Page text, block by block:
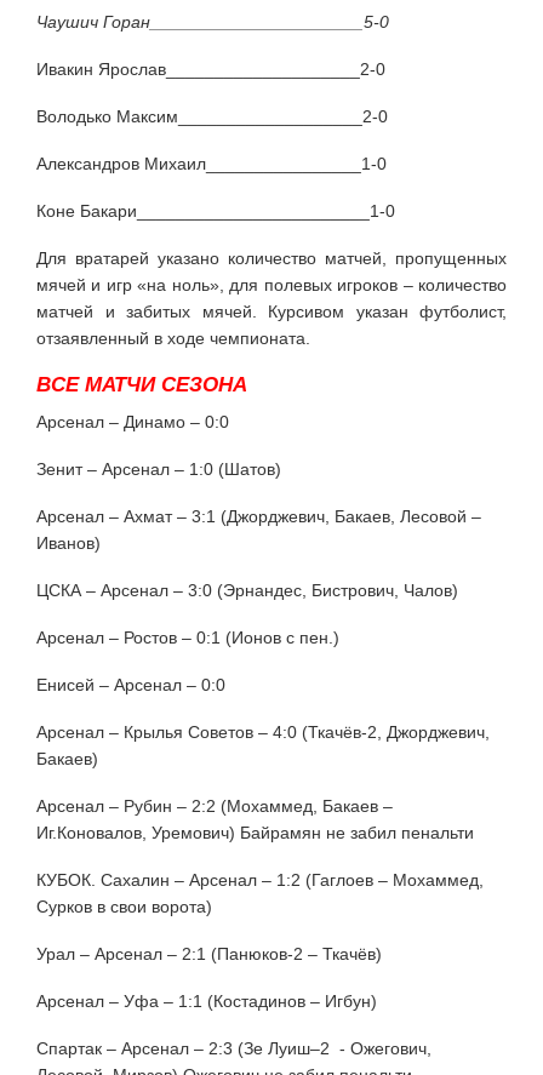
Чаушич Горан______________________5-0
Ивакин Ярослав____________________2-0
Володько Максим___________________2-0
Александров Михаил________________1-0
Коне Бакари________________________1-0
Для вратарей указано количество матчей, пропущенных
мячей и игр «на ноль», для полевых игроков – количество
матчей и забитых мячей. Курсивом указан футболист,
отзаявленный в ходе чемпионата.
ВСЕ МАТЧИ СЕЗОНА
Арсенал – Динамо – 0:0
Зенит – Арсенал – 1:0 (Шатов)
Арсенал – Ахмат – 3:1 (Джорджевич, Бакаев, Лесовой –
Иванов)
ЦСКА – Арсенал – 3:0 (Эрнандес, Бистрович, Чалов)
Арсенал – Ростов – 0:1 (Ионов с пен.)
Енисей – Арсенал – 0:0
Арсенал – Крылья Советов – 4:0 (Ткачёв-2, Джорджевич,
Бакаев)
Арсенал – Рубин – 2:2 (Мохаммед, Бакаев –
Иг.Коновалов, Уремович) Байрамян не забил пенальти
КУБОК. Сахалин – Арсенал – 1:2 (Гаглоев – Мохаммед,
Сурков в свои ворота)
Урал – Арсенал – 2:1 (Панюков-2 – Ткачёв)
Арсенал – Уфа – 1:1 (Костадинов – Игбун)
Спартак – Арсенал – 2:3 (Зе Луиш–2 - Ожегович,